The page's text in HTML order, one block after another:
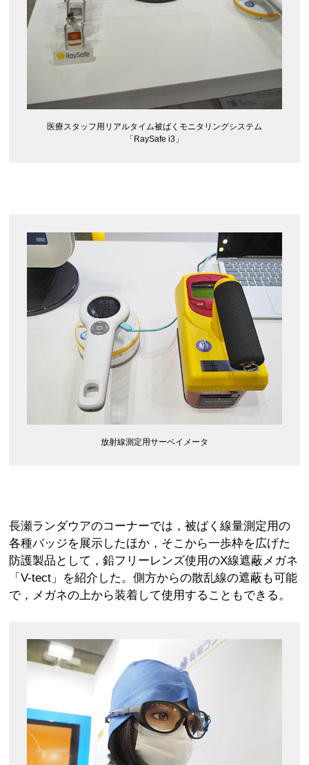
医療スタッフ用リアルタイム被ばくモニタリングシステム
「RaySafe i3」
放射線測定用サーベイメータ
長瀬ランダウアのコーナーでは，被ばく線量測定用の
各種バッジを展示したほか，そこから一歩枠を広げた
防護製品として，鉛フリーレンズ使用のX線遮蔽メガネ
「V-tect」を紹介した。側方からの散乱線の遮蔽も可能
で，メガネの上から装着して使用することもできる。